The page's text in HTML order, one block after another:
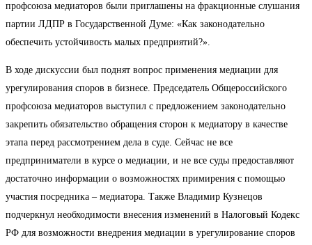
профсоюза медиаторов были приглашены на фракционные слушания
партии ЛДПР в Государственной Думе: «Как законодательно
обеспечить устойчивость малых предприятий?».
В ходе дискуссии был поднят вопрос применения медиации для
урегулирования споров в бизнесе. Председатель Общероссийского
профсоюза медиаторов выступил с предложением законодательно
закрепить обязательство обращения сторон к медиатору в качестве
этапа перед рассмотрением дела в суде. Сейчас не все
предприниматели в курсе о медиации, и не все суды предоставляют
достаточно информации о возможностях примирения с помощью
участия посредника – медиатора. Также Владимир Кузнецов
подчеркнул необходимости внесения изменений в Налоговый Кодекс
РФ для возможности внедрения медиации в урегулирование споров